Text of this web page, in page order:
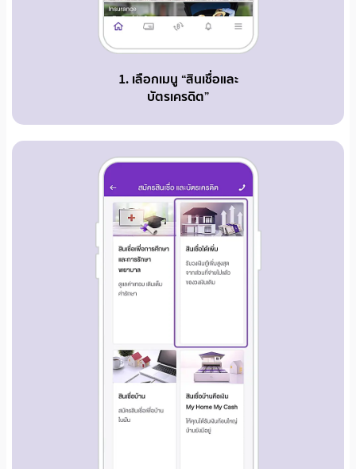
1. เลือกเมนู “สินเชื่อและ
บัตรเครดิต”